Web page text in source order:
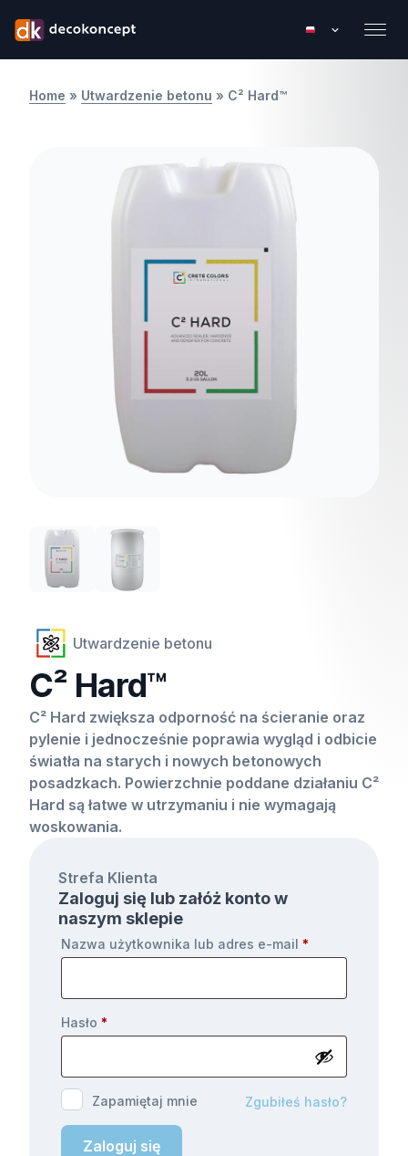
Home » Utwardzenie betonu » C² Hard™
Utwardzenie betonu
C² Hard™
C² Hard zwiększa odporność na ścieranie oraz
pylenie i jednocześnie poprawia wygląd i odbicie
światła na starych i nowych betonowych
posadzkach. Powierzchnie poddane działaniu C²
Hard są łatwe w utrzymaniu i nie wymagają
woskowania.
Strefa Klienta
Zaloguj się lub załóż konto w
naszym sklepie
Nazwa użytkownika lub adres e-mail *
Hasło *
Zapamiętaj mnie Zgubiłeś hasło?
Zaloguj się